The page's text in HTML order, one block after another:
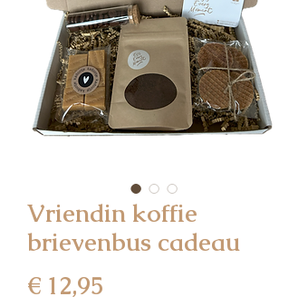
Vriendin koffie
brievenbus cadeau
€ 12,95